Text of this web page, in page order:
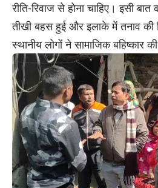
रीति-रिवाज से होना चाहिए। इसी
तीखी बहस हुई और इलाके में तनाव
स्थानीय लोगों ने सामाजिक बहिष्कार